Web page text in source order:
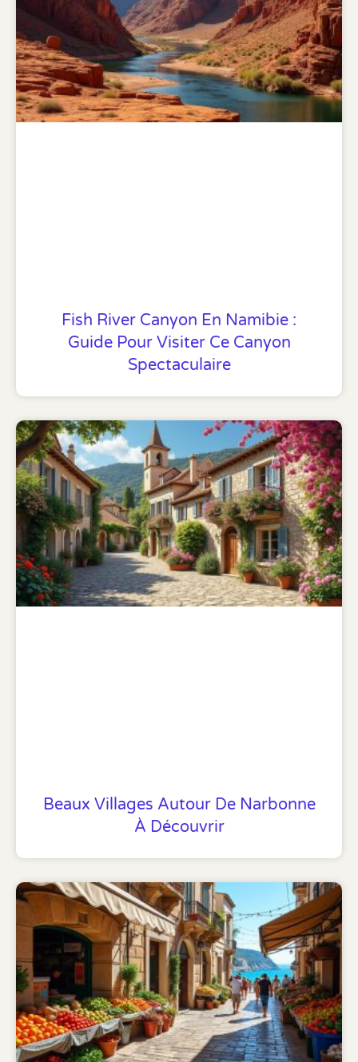
Fish River Canyon En Namibie :
Guide Pour Visiter Ce Canyon
Spectaculaire
Beaux Villages Autour De Narbonne
À Découvrir